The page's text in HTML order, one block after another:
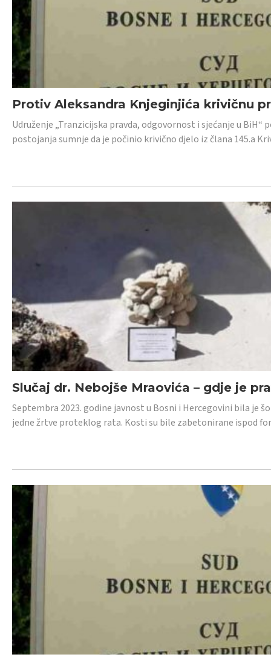
Protiv Aleksandra Knjeginjića krivičnu
Udruženje „Tranzicijska pravda, odgovornost i sjećanje u
postojanja sumnje da je počinio krivično djelo iz člana 145.a
Slučaj dr. Nebojše Mraovića – gdje je
Septembra 2023. godine javnost u Bosni i Hercegovini bila je
jedne žrtve proteklog rata. Kosti su bile zabetonirane ispod